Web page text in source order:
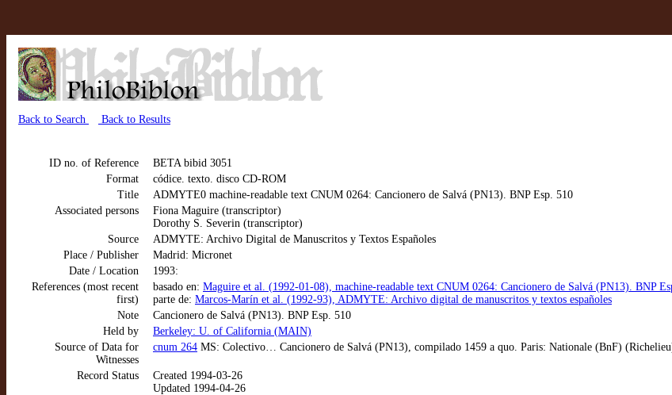
Back to Search Back to Results
ID no. of Reference
BETA bibid 3051
Format
códice. texto. disco CD-ROM
Title
ADMYTE0 machine-readable text CNUM 0264: Cancionero de Salvá (PN13). BNP Esp. 510
Associated persons
Fiona Maguire (transcriptor)
Dorothy S. Severin (transcriptor)
Source
ADMYTE: Archivo Digital de Manuscritos y Textos Españoles
Place / Publisher
Madrid: Micronet
Date / Location
1993:
References (most recent
first)
basado en: Maguire et al. (1992-01-08), machine-readable text CNUM 0264: Cancionero de Salvá (PN13). BNP
parte de: Marcos-Marín et al. (1992-93), ADMYTE: Archivo digital de manuscritos y textos españoles
Note
Cancionero de Salvá (PN13). BNP Esp. 510
Held by
Berkeley: U. of California (MAIN)
Source of Data for
Witnesses
cnum 264 MS: Colectivo… Cancionero de Salvá (PN13), compilado 1459 a quo. Paris: Nationale (BnF)
Record Status
Created 1994-03-26
Updated 1994-04-26